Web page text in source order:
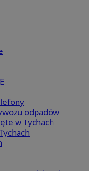
odpadów
w Tychach